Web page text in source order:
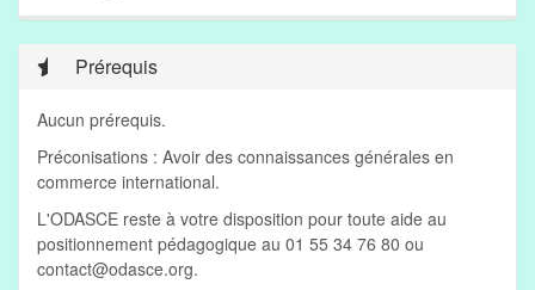
Prérequis
Aucun prérequis.
Préconisations : Avoir des connaissances générales en
commerce international.
L'ODASCE reste à votre disposition pour toute aide au
positionnement pédagogique au 01 55 34 76 80 ou
contact@odasce.org.